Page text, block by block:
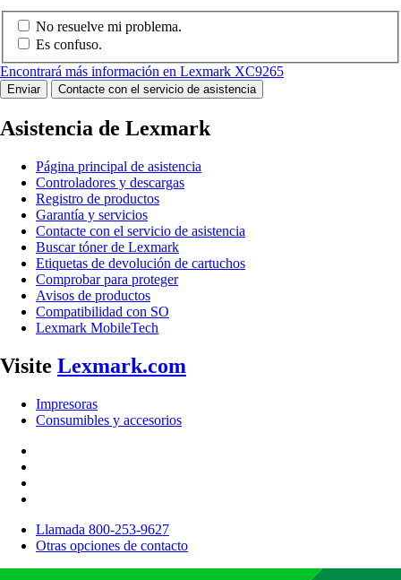
No resuelve mi problema.
Es confuso.
Encontrará más información en Lexmark XC9265
Enviar Contacte con el servicio de asistencia
Asistencia de Lexmark
Página principal de asistencia
Controladores y descargas
Registro de productos
Garantía y servicios
Contacte con el servicio de asistencia
Buscar tóner de Lexmark
Etiquetas de devolución de cartuchos
Comprobar para proteger
Avisos de productos
Compatibilidad con SO
Lexmark MobileTech
Visite Lexmark.com
Impresoras
Consumibles y accesorios
Llamada 800-253-9627
Otras opciones de contacto